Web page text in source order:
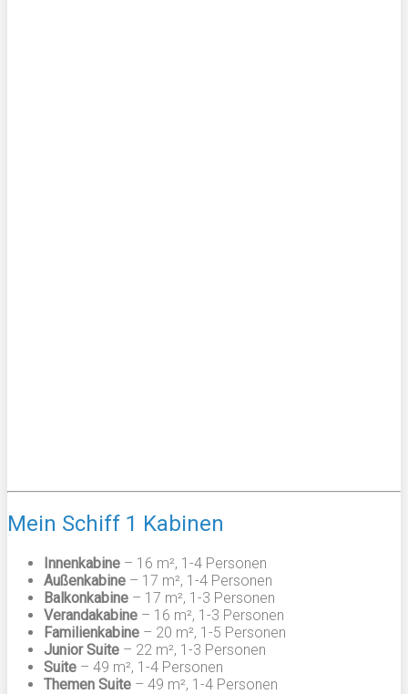
Mein Schiff 1 Kabinen
Innenkabine – 16 m², 1-4 Personen
Außenkabine – 17 m², 1-4 Personen
Balkonkabine – 17 m², 1-3 Personen
Verandakabine – 16 m², 1-3 Personen
Familienkabine – 20 m², 1-5 Personen
Junior Suite – 22 m², 1-3 Personen
Suite – 49 m², 1-4 Personen
Themen Suite – 49 m², 1-4 Personen